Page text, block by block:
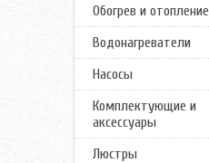
Обогрев и отопление
Водонагреватели
Насосы
Комплектующие и
аксессуары
Люстры